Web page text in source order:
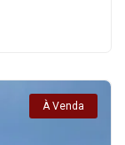
À Venda